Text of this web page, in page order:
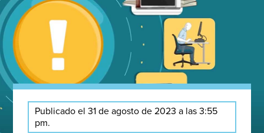
Publicado el 31 de agosto de 2023 a las 3:55
pm.